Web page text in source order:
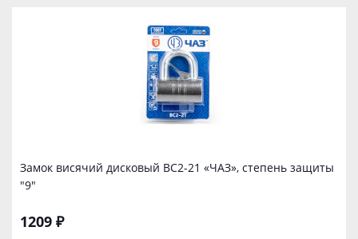
Замок висячий дисковый ВС2-21 «ЧАЗ», степень защиты
"9"
1209 ₽